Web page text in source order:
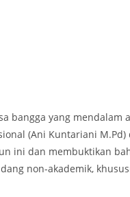
bangga yang mendalam
(Ani Kuntariani
ini dan membuktikan
non-akademik,